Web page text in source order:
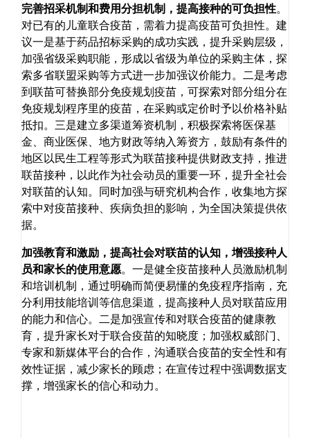
完善招采机制和费用分担机制，提高接种的可负担性。
对已有的儿童联合疫苗，需着力提高疫苗可负担性。建
议一是基于药品招标采购的成功实践，提升采购层级，
加强省级采购职能，形成以省级为单位的采购主体，探
索多省联盟采购等方式进一步加强议价能力。二是考虑
到联苗可替换部分免疫规划疫苗，可探索对部分组分在
免疫规划程序里的疫苗，在采购或定价时予以价格补贴
抵扣。三是建立多渠道筹资机制，积极探索将医保基
金、商业医保、地方财政等纳入筹资方，鼓励有条件的
地区以民生工程等形式为联苗接种提供财政支持，推进
联苗接种，以此作为社会动员的重要一环，提升全社会
对联苗的认知。同时加强与研究机构合作，收集地方探
索中对疫苗接种、疾病负担的影响，为全国决策提供依
据。
加强教育和激励，提高社会对联苗的认知，增强接种人
员和家长的使用意愿。一是健全疫苗接种人员激励机制
和培训机制，通过明确而简便易懂的免疫程序指南，充
分利用技能培训等信息渠道，提高接种人员对联苗应用
的能力和信心。二是加强宣传和对联合疫苗的健康教
育，提升家长对于联合疫苗的知晓度；加强权威部门、
专家和新媒体平台的合作，沟通联合疫苗的安全性和有
效性证据，减少家长的顾虑；在宣传过程中强调数据支
撑，增强家长的信心和动力。